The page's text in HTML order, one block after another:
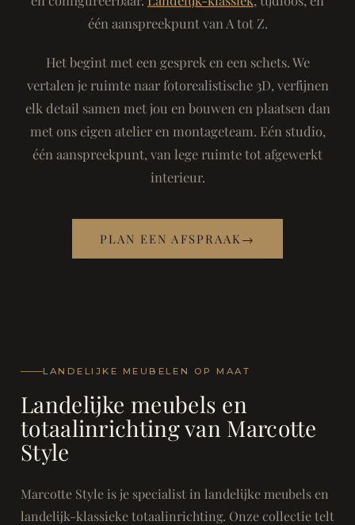
één aanspreekpunt van A tot Z.
Het begint met een gesprek en een schets. We
vertalen je ruimte naar fotorealistische 3D, verfijnen
elk detail samen met jou en bouwen en plaatsen dan
met ons eigen atelier en montageteam. Eén studio,
één aanspreekpunt, van lege ruimte tot afgewerkt
interieur.
PLAN EEN AFSPRAAK →
LANDELIJKE MEUBELEN OP MAAT
Landelijke meubels en
totaalinrichting van Marcotte
Style
Marcotte Style is je specialist in landelijke meubels en
landelijk-klassieke totaalinrichting. Onze collectie telt